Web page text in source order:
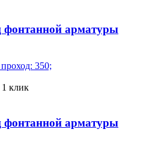
арматуры
350;
1 клик
фонтанной арматуры